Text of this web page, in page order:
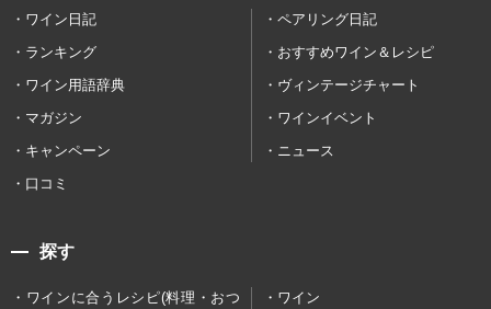
ワイン日記
ペアリング日記
ランキング
おすすめワイン＆レシピ
ワイン用語辞典
ヴィンテージチャート
マガジン
ワインイベント
キャンペーン
ニュース
口コミ
探す
ワインに合うレシピ(料理・おつ
ワイン